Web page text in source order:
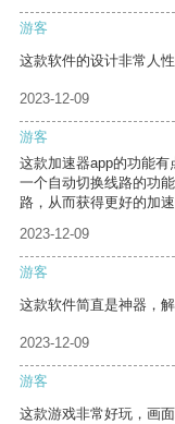
游客
这款软件的设计非常人
2023-12-09
游客
这款加速器app的功能
一个自动切换线路的功
路，从而获得更好的加速
2023-12-09
游客
这款软件简直是神器，
2023-12-09
游客
这款游戏非常好玩，画